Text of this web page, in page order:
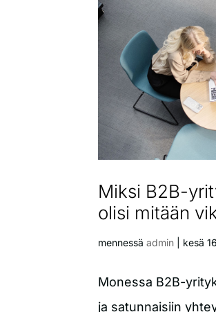
Miksi B2B-
olisi mitään
mennessäadmin kesä
Monessa B2B-
ja satunnaisiin